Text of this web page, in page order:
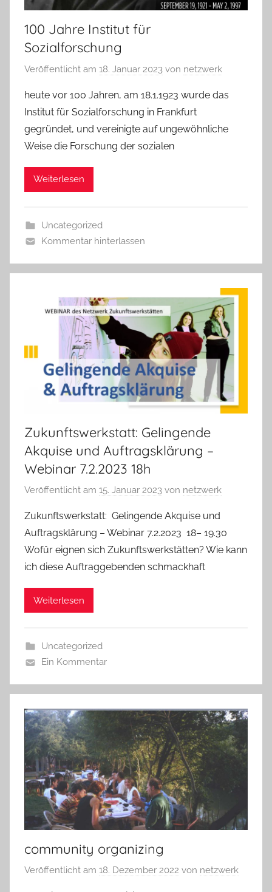
100 Jahre Institut für
Sozialforschung
Veröffentlicht am 18. Januar 2023 von netzwerk
heute vor 100 Jahren, am 18.1.1923 wurde das
Institut für Sozialforschung in Frankfurt
gegründet, und vereinigte auf ungewöhnliche
Weise die Forschung der sozialen
Weiterlesen
Uncategorized
Kommentar hinterlassen
Zukunftswerkstatt: Gelingende
Akquise und Auftragsklärung –
Webinar 7.2.2023 18h
Veröffentlicht am 15. Januar 2023 von netzwerk
Zukunftswerkstatt: Gelingende Akquise und
Auftragsklärung – Webinar 7.2.2023 18– 19.30
Wofür eignen sich Zukunftswerkstätten? Wie kann
ich diese Auftraggebenden schmackhaft
Weiterlesen
Uncategorized
Ein Kommentar
community organizing
Veröffentlicht am 18. Dezember 2022 von netzwerk